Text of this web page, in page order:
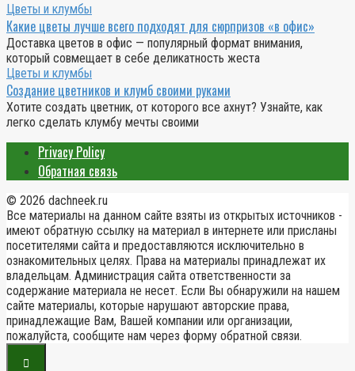
Цветы и клумбы
Какие цветы лучше всего подходят для сюрпризов «в офис»
Доставка цветов в офис — популярный формат внимания,
который совмещает в себе деликатность жеста
Цветы и клумбы
Создание цветников и клумб своими руками
Хотите создать цветник, от которого все ахнут? Узнайте, как
легко сделать клумбу мечты своими
Privacy Policy
Обратная связь
© 2026 dachneek.ru
Все материалы на данном сайте взяты из открытых источников -
имеют обратную ссылку на материал в интернете или присланы
посетителями сайта и предоставляются исключительно в
ознакомительных целях. Права на материалы принадлежат их
владельцам. Администрация сайта ответственности за
содержание материала не несет. Если Вы обнаружили на нашем
сайте материалы, которые нарушают авторские права,
принадлежащие Вам, Вашей компании или организации,
пожалуйста, сообщите нам через форму обратной связи.